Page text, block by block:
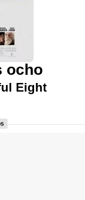
ocho
Eight